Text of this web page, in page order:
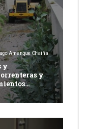
Amanque Chaiña
y
y
de